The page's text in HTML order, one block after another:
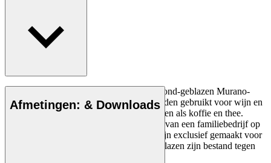
Nason Moretti multi-glass (glazen) van mond-geblazen Murano-
kristalglas. 4 stuks De glazen kunnen worden gebruikt voor wijn en
sterke drank, maar ook voor warme dranken als koffie en thee.
Nason Moretti is een Italiaanse glasblazer van een familiebedrijf op
Murano Island voor Venetië. De glazen zijn exclusief gemaakt voor
Carl Hansen & Søn Flagship Stores. De glazen zijn bestand tegen
Afmetingen: & Downloads